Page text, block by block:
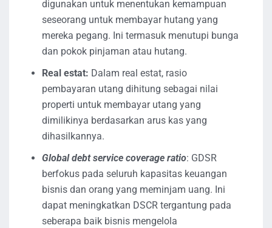
digunakan untuk menentukan kemampuan
seseorang untuk membayar hutang yang
mereka pegang. Ini termasuk menutupi bunga
dan pokok pinjaman atau hutang.
Real estat: Dalam real estat, rasio
pembayaran utang dihitung sebagai nilai
properti untuk membayar utang yang
dimilikinya berdasarkan arus kas yang
dihasilkannya.
Global debt service coverage ratio: GDSR
berfokus pada seluruh kapasitas keuangan
bisnis dan orang yang meminjam uang. Ini
dapat meningkatkan DSCR tergantung pada
seberapa baik bisnis mengelola